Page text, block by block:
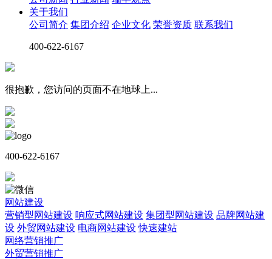
关于我们
公司简介 集团介绍 企业文化 荣誉资质 联系我们
400-622-6167
很抱歉，您访问的页面不在地球上...
400-622-6167
网站建设
营销型网站建设 响应式网站建设 集团型网站建设 品牌网站建
设 外贸网站建设 电商网站建设 快速建站
网络营销推广
外贸营销推广